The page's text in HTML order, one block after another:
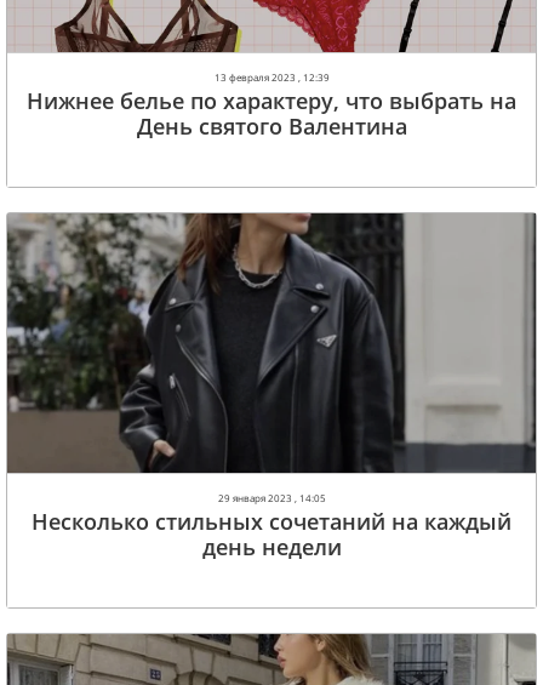
13 февраля 2023 , 12:39
Нижнее белье по характеру, что выбрать на
День святого Валентина
29 января 2023 , 14:05
Несколько стильных сочетаний на каждый
день недели